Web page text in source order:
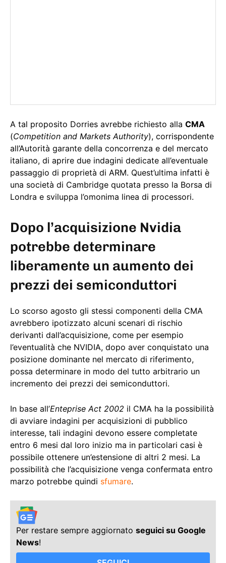
A tal proposito Dorries avrebbe richiesto alla CMA
(Competition and Markets Authority), corrispondente
all’Autorità garante della concorrenza e del mercato
italiano, di aprire due indagini dedicate all’eventuale
passaggio di proprietà di ARM. Quest’ultima infatti è
una società di Cambridge quotata presso la Borsa di
Londra e sviluppa l’omonima linea di processori.
Dopo l’acquisizione Nvidia
potrebbe determinare
liberamente un aumento dei
prezzi dei semiconduttori
Lo scorso agosto gli stessi componenti della CMA
avrebbero ipotizzato alcuni scenari di rischio
derivanti dall’acquisizione, come per esempio
l’eventualità che NVIDIA, dopo aver conquistato una
posizione dominante nel mercato di riferimento,
possa determinare in modo del tutto arbitrario un
incremento dei prezzi dei semiconduttori.
In base all’Enteprise Act 2002 il CMA ha la possibilità
di avviare indagini per acquisizioni di pubblico
interesse, tali indagini devono essere completate
entro 6 mesi dal loro inizio ma in particolari casi è
possibile ottenere un’estensione di altri 2 mesi. La
possibilità che l’acquisizione venga confermata entro
marzo potrebbe quindi sfumare.
Per restare sempre aggiornato seguici su Google
News!